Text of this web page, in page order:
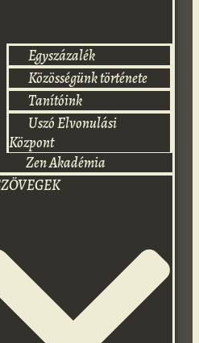
Egyszázalék
Közösségünk története
Tanítóink
Uszó Elvonulási
Központ
Zen Akadémia